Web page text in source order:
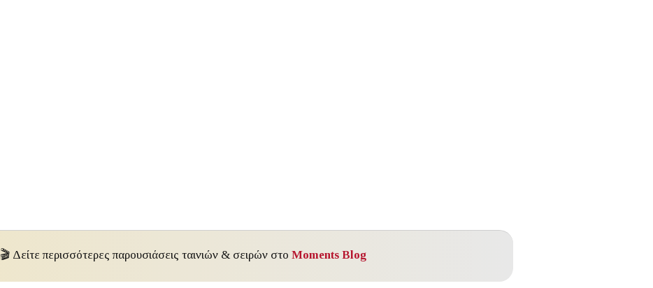
🎬 Δείτε περισσότερες παρουσιάσεις ταινιών & σειρών στο Moments Blog